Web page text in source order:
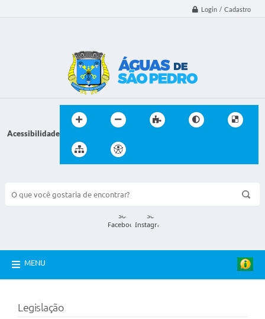
Login / Cadastro
Acessibilidade
MENU
Legislação